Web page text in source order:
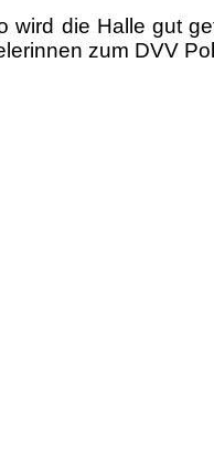
wird die Halle gut
zum DVV